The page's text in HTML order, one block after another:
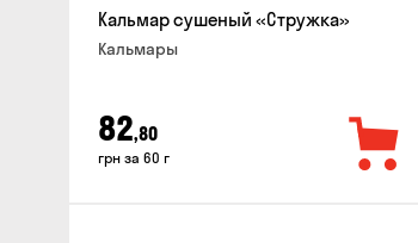
Кальмар сушеный «Стружка»
Кальмары
82,80
грн за 60 г